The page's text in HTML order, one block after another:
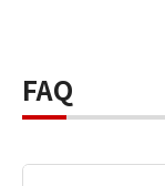
FAQ